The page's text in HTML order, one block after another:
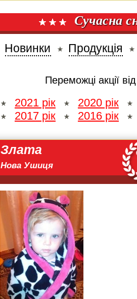
Сучасна
Новинки Продукція
Переможці акції
2021 рік
2020 рік
2017 рік
2016 рік
Злата
Нова Ушиця